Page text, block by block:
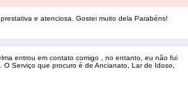
e atenciosa. Gostei muito dela Parabéns!
entrou em contato comigo , no entanto, eu não fui
Serviço que procuro é de Ancianato, Lar de Idoso,